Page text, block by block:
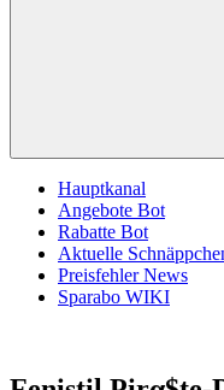
Hauptkanal
Angebote Bot
Rabatte Bot
Aktuelle
Preisfehler News
Sparabo WIKI